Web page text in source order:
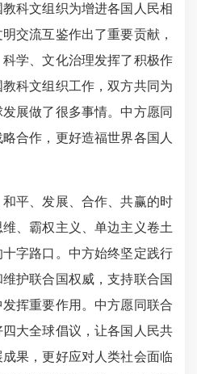
文组织为增进各国人民相
交流互鉴作出了重要贡献，
学、文化治理发挥了积极作
科文组织工作，双方共同为
展做了很多事情。中方愿同
合作，更好造福世界各国人
平、发展、合作、共赢的时
、霸权主义、单边主义卷土
字路口。中方始终坚定践行
护联合国权威，支持联合国
挥重要作用。中方愿同联合
大全球倡议，让各国人民共
果，更好应对人类社会面临